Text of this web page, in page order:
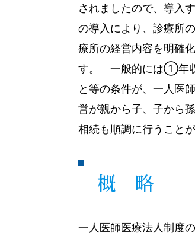
されましたので、導入
の導入により、診療所
療所の経営内容を明確
す。 一般的には①年
と等の条件が、一人医
営が親から子、子から
相続も順調に行うこと
概 略
一人医師医療法人制度